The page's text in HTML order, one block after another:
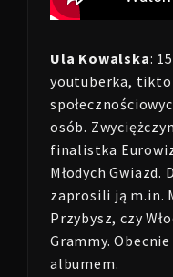
Ula Kowalska:
youtuberka,
osób.
finalistka
Młodych Gwiazd.
zaprosili ją m.in.
Przybysz, czy
Grammy.
albumem.